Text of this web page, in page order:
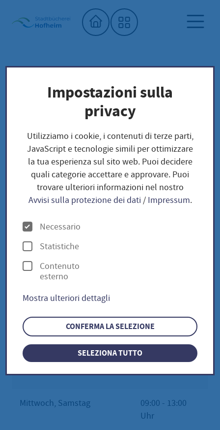
Home"
Biblioteca comunale
Öffnungszeiten und Kontakt
Öffnungszeiten und Kontakt
Öffnungszeiten und
Kontakt
Stadtbücherei Hofheim
Öffnungszeiten
Dienstag, Donnerstag,
Freitag
13:00 - 18:00
Uhr
Mittwoch, Samstag
09:00 - 13:00
Uhr
Impostazioni sulla
privacy
Utilizziamo i cookie, i contenuti di terze parti,
JavaScript e tecnologie simili per ottimizzare
la tua esperienza sul sito web. Puoi decidere
quali categorie accettare e approvare. Puoi
trovare ulteriori informazioni nel nostro
Avvisi sulla protezione dei dati/ Impressum.
O
p
z
i
n
Necessario
Statistiche
Contenuto
esterno
Mostra ulteriori dettagli
CONFERMA LA SELEZIONE
SELEZIONA TUTTO